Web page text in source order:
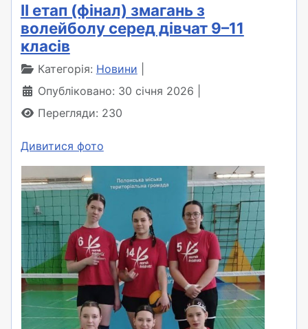
ІІ етап (фінал) змагань з
волейболу серед дівчат 9–11
класів
Категорія: Новини
Опубліковано: 30 січня 2026
Перегляди: 230
Дивитися фото